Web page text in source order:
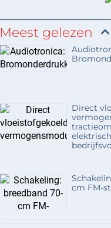
Meest gelezen
Direct
cm FM-